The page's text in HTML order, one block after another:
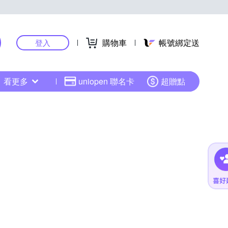
登入 購物車 帳號綁定送
看更多 uniopen 聯名卡 超贈點